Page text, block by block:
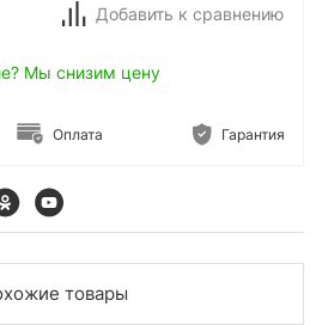
Добавить к сравнению
Мы снизим цену
Оплата Гарантия
товары